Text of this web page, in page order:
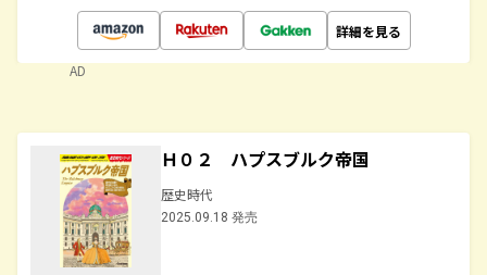
詳細を見る
AD
Ｈ０２ ハプスブルク帝国
歴史時代
2025.09.18 発売